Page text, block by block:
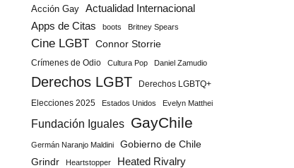
Acción Gay
Actualidad Internacional
Apps de Citas
boots Britney Spears
Cine LGBT Connor Storrie
Crímenes de Odio Cultura Pop Daniel Zamudio
Derechos LGBT
Derechos LGBTQ+
Elecciones 2025
Estados Unidos Evelyn Matthei
Fundación Iguales GayChile
Germán Naranjo Maldini
Gobierno de Chile
Grindr
Heartstopper Heated Rivalry